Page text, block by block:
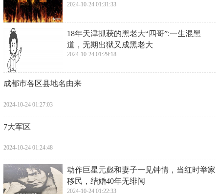
2024-10-24 01:31:33
​18年天津抓获的黑老大“四哥”:一生混黑
道，无期出狱又成黑老大
2024-10-24 01:29:18
​成都市各区县地名由来
2024-10-24 01:27:03
​7大军区
2024-10-24 01:24:48
​动作巨星元彪和妻子一见钟情，当红时举家
移民，结婚40年无绯闻
2024-10-24 01:22:33